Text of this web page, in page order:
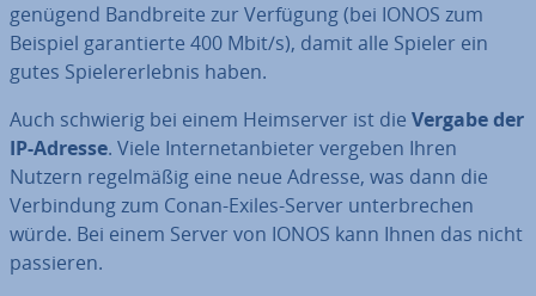
genügend Band­brei­te zur Verfügung (bei IONOS zum
Beispiel ga­ran­tier­te 400 Mbit/s), damit alle Spieler ein
gutes Spie­ler­er­leb­nis haben.
Auch schwierig bei einem Heim­ser­ver ist die Vergabe der
IP-Adresse. Viele In­ter­net­an­bie­ter vergeben Ihren
Nutzern re­gel­mä­ßig eine neue Adresse, was dann die
Ver­bin­dung zum Conan-Exiles-Server un­ter­bre­chen
würde. Bei einem Server von IONOS kann Ihnen das nicht
passieren.